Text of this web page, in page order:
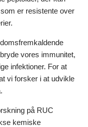
er resistente over
vores immunitet,
infektioner. For at
vi forsker i at udvikle
på RUC
kemiske